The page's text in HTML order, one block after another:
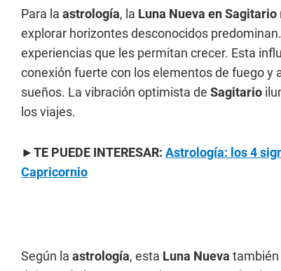
Para la astrología, la Luna Nueva en Sagitario
explorar horizontes desconocidos
experiencias que les permitan crecer. Esta
conexión fuerte con los elementos de fuego y
sueños. La vibración optimista de Sagitario
los viajes.
►TE PUEDE INTERESAR: Astrología: los 4
Capricornio
Según la astrología, esta Luna Nueva también